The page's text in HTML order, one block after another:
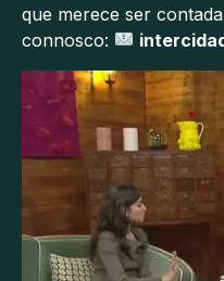
que merece ser
connosco: